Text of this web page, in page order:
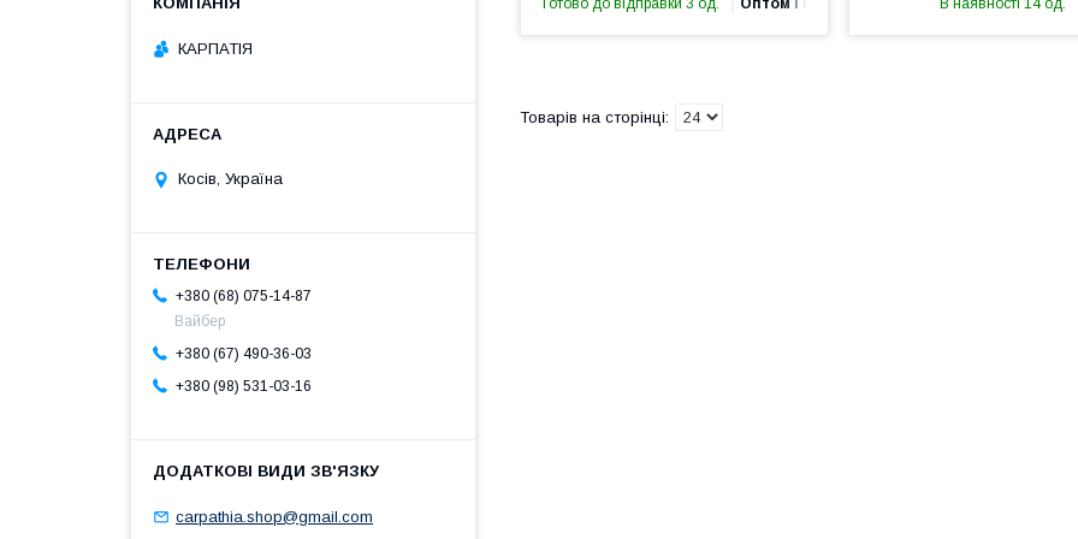
Готово до відправки 3 од. Оптом і в роздріб В наявності 14 од.
КАРПАТІЯ
Косів, Україна
+380 (68) 075-14-87
Вайбер
+380 (67) 490-36-03
+380 (98) 531-03-16
carpathia.shop@gmail.com